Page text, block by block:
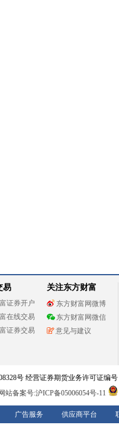
易
证券开户
在线交易
证券交易
关注东方财富
东方财富网微博
东方财富网微信
意见与建议
号 经营证券期货业务许可证编号
网站备案号:沪ICP备05006054号-11
广告服务 供应商平台